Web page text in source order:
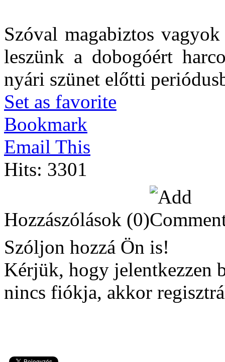
Szóval magabiztos
leszünk a dobogóért
nyári szünet előtti
Set as favorite
Bookmark
Email This
Hits: 3301
Hozzászólások (0)
Szóljon hozzá Ön is!
Kérjük, hogy jelentkezzen
nincs fiókja, akkor